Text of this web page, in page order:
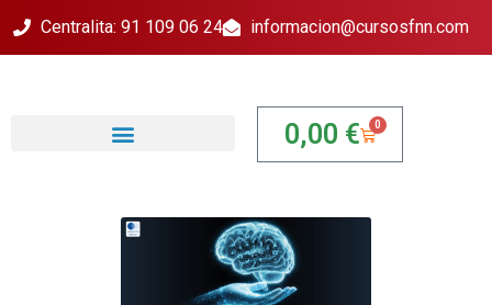
Centralita: 91 109 06 24 informacion@cursosfnn.com
0,00 € 0